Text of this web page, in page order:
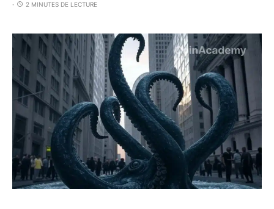
2 MINUTES DE LECTURE